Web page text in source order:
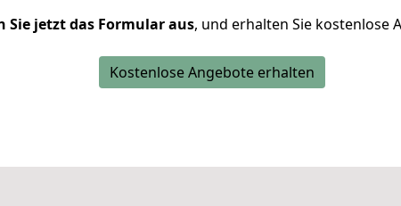
Sie jetzt das Formular aus, und erhalten Sie kostenlose
Kostenlose Angebote erhalten